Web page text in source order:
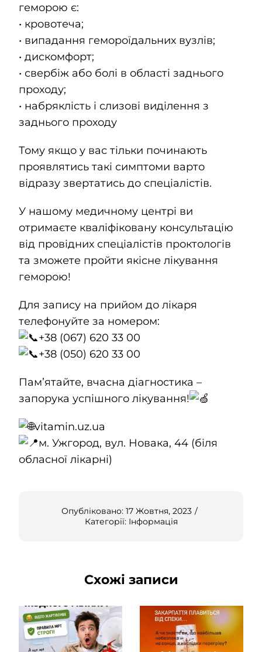
геморою є:
• кровотеча;
• випадання гемороїдальних вузлів;
• дискомфорт;
• свербіж або болі в області заднього
проходу;
• набряклість і слизові виділення з
заднього проходу
Тому якщо у вас тільки починають
проявлятись такі симптоми варто
відразу звертатись до спеціалістів.
У нашому медичному центрі ви
отримаєте кваліфіковану консультацію
від провідних спеціалістів проктологів
та зможете пройти якісне лікування
геморою!
Для запису на прийом до лікаря
телефонуйте за номером:
+38 (067) 620 33 00
+38 (050) 620 33 00
Памʼятайте, вчасна діагностика –
запорука успішного лікування!
vitamin.uz.ua
м. Ужгород, вул. Новака, 44 (біля
обласної лікарні)
Опубліковано: 17 Жовтня, 2023 /
Категорії: Інформація
Схожі записи